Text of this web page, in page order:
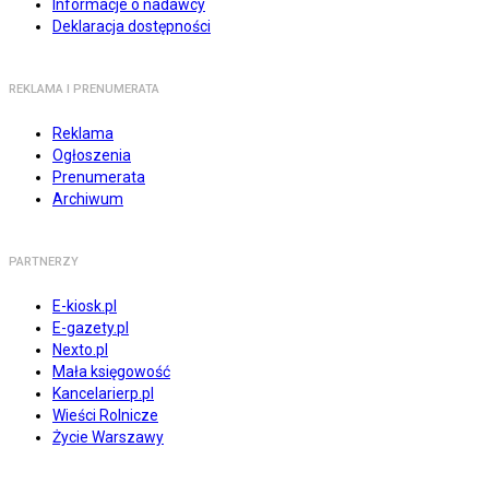
Informacje o nadawcy
Deklaracja dostępności
REKLAMA I PRENUMERATA
Reklama
Ogłoszenia
Prenumerata
Archiwum
PARTNERZY
E-kiosk.pl
E-gazety.pl
Nexto.pl
Mała księgowość
Kancelarierp.pl
Wieści Rolnicze
Życie Warszawy